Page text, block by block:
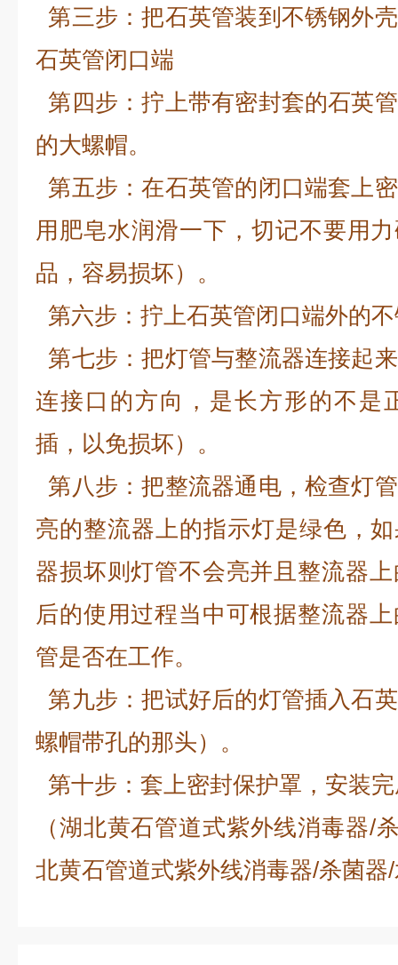
第三步：把石英管装到不锈钢外
石英管闭口端
第四步：拧上带有密封套的石英
的大螺帽。
第五步：在石英管的闭口端套上
用肥皂水润滑一下，切记不要用
品，容易损坏）。
第六步：拧上石英管闭口端外的
第七步：把灯管与整流器连接起
连接口的方向，是长方形的不是
插，以免损坏）。
第八步：把整流器通电，检查灯
亮的整流器上的指示灯是绿色，
器损坏则灯管不会亮并且整流器
后的使用过程当中可根据整流器
管是否在工作。
第九步：把试好后的灯管插入石
螺帽带孔的那头）。
第十步：套上密封保护罩，安装
（湖北黄石管道式紫外线消毒器/
北黄石管道式紫外线消毒器/杀菌器